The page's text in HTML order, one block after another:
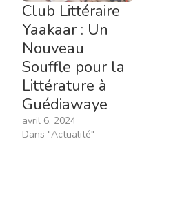
Club Littéraire
Yaakaar : Un
Nouveau
Souffle pour la
Littérature à
Guédiawaye
avril 6, 2024
Dans "Actualité"